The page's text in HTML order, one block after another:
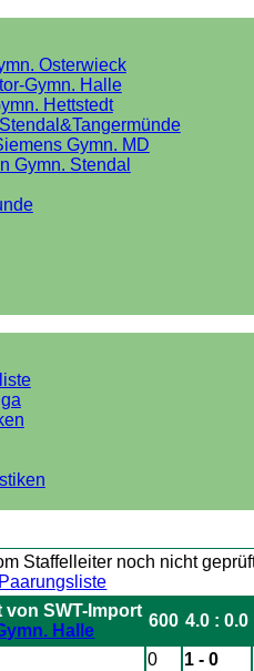
Osterwieck
Gymn. Halle
Hettstedt
Gymn. MD
Gymn. Stendal
Halle
600 4.0 : 0.0
0 1 - 0